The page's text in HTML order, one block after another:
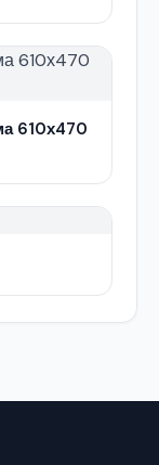
610х470